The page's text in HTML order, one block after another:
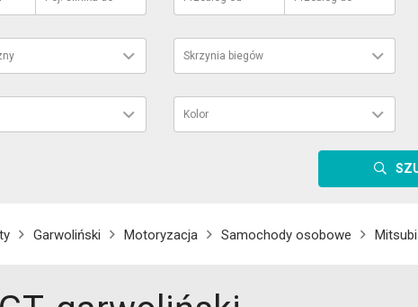
Skrzynia biegów
Kolor
Garwoliński Motoryzacja Samochody osobowe